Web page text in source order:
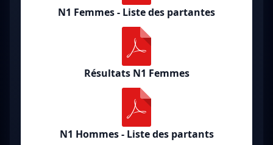
N1 Femmes - Liste des partantes
Résultats N1 Femmes
N1 Hommes - Liste des partants